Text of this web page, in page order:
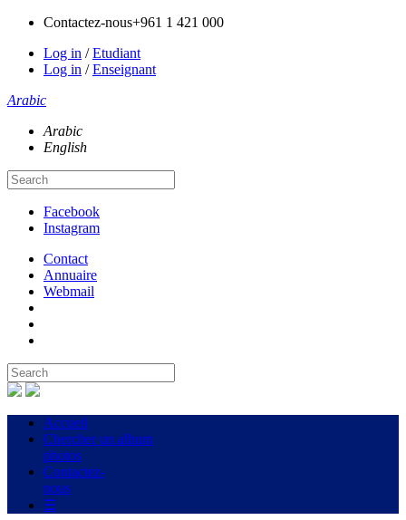
Contactez-nous+961 1 421 000
Log in /Etudiant
Log in /Enseignant
Arabic
Arabic
English
Facebook
Instagram
Contact
Annuaire
Webmail
Accueil
Chercher un album
photos
Contactez-
nous
☰